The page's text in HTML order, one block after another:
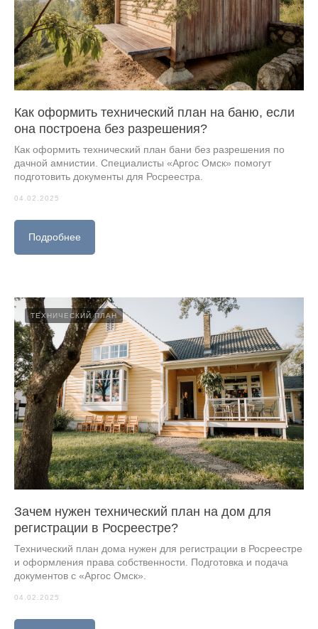
Как оформить технический план на баню, если
она построена без разрешения?
Как оформить технический план бани без разрешения по
дачной амнистии. Специалисты «Аргос Омск» помогут
подготовить документы для Росреестра.
04.02.2025
Подробнее
ТЕХНИЧЕСКИЙ ПЛАН
Зачем нужен технический план на дом для
регистрации в Росреестре?
Технический план дома нужен для регистрации в Росреестре
и оформления права собственности. Подготовка и подача
документов с «Аргос Омск».
04.02.2025